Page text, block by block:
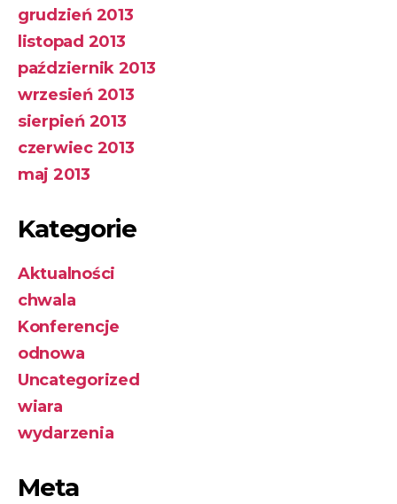
grudzień 2013
listopad 2013
październik 2013
wrzesień 2013
sierpień 2013
czerwiec 2013
maj 2013
Kategorie
Aktualności
chwala
Konferencje
odnowa
Uncategorized
wiara
wydarzenia
Meta